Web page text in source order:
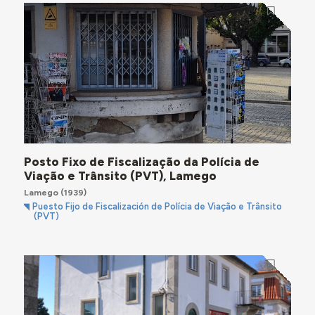
Posto Fixo de Fiscalização da Polícia de
Viação e Trânsito (PVT), Lamego
Lamego(1939)
Puesto Fijo de Fiscalización de Polícia de Viação e Trânsito
(PVT)